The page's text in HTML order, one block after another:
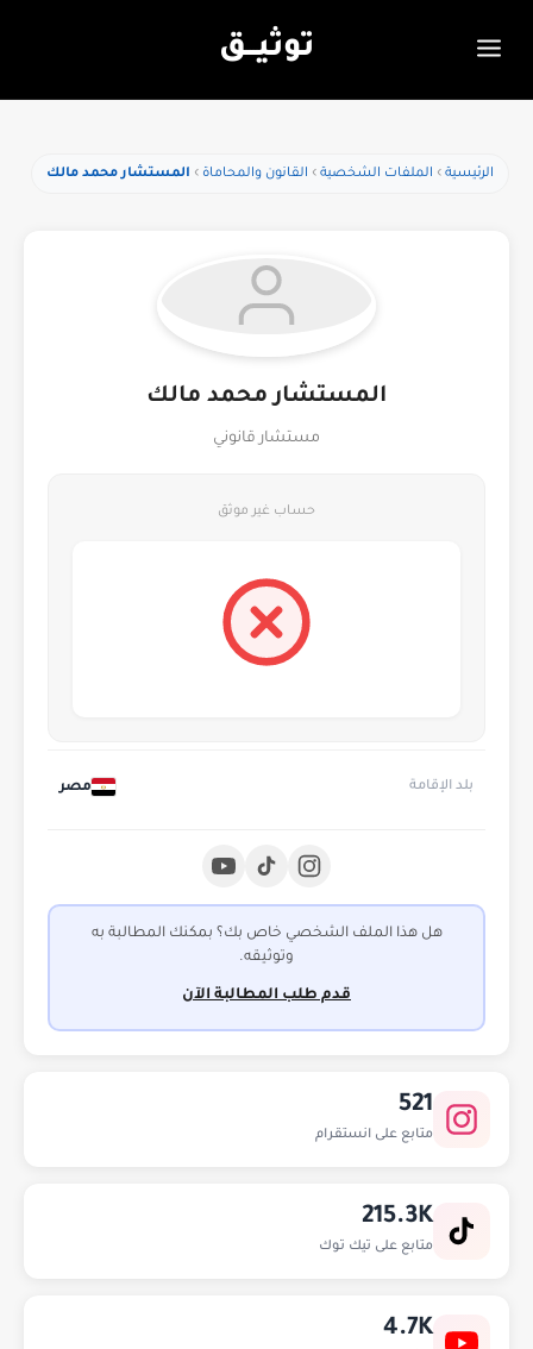
توثيـــق
الرئيسية الملفات الشخصية القانون والمحاماة المستشار محمد مالك
المستشار محمد مالك
مستشار قانوني
حساب غير موثق
بلد الإقامة مصر
هل هذا الملف الشخصي خاص بك؟ بمكنك المطالبة به
وتوثيقه.
قدم طلب المطالبة الآن
521
متابع على انستقرام
215.3K
متابع على تيك توك
4.7K